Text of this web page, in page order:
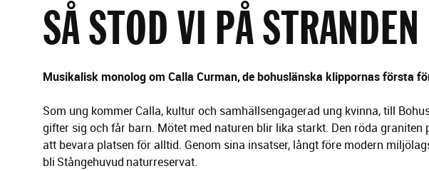
i
n
g
SÅ STOD VI PÅ STRANDEN
Musikalisk monolog om Calla Curman,de bohuslänska klippornas första
Som ung kommer Calla, kultur och samhällsengagerad ung kvinna, till
gifter sig och får barn. Mötet med naturen blir lika starkt. Den röda graniten
att bevara platsen för alltid. Genom sina insatser, långt före modern
bli Stångehuvud naturreservat.